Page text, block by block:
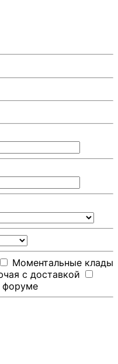
Моментальные клады
с доставкой
форуме